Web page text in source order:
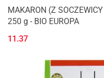
MAKARON (Z
250 g - BIO EUROPA
11.37